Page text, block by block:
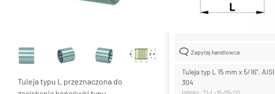
Tuleja typu L przeznaczona do
Zapytaj handlowca
Tuleja typ L 15 mm x 5/16", AISI
304
Indeks : TI-L-15-05-SS